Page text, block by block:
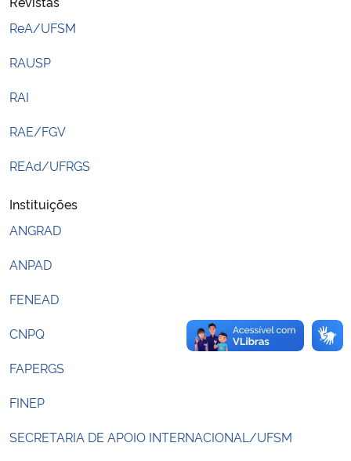
Secretaria-Geral
Advocacia-Geral da União
Banco Central do Brasil
ReA/UFSM
RAUSP
RAI
RAE/FGV
REAd/UFRGS
Instituições
ANGRAD
ANPAD
FENEAD
CNPQ
FAPERGS
FINEP
SECRETARIA DE APOIO INTERNACIONAL/UFSM